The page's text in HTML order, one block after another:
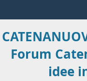
Forum
idee